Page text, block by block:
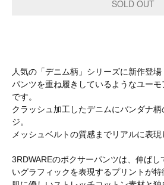
人気の「デニム柄」シリーズに新作登場
パンツを重ね履きしているようなユー
です。
クラッシュ加工したデニムにバンダナ
ジ。
メッシュベルトの質感までリアルに表現
3RDWAREのボクサーパンツは、伸ばし
いグラフィックを表現するプリントが特